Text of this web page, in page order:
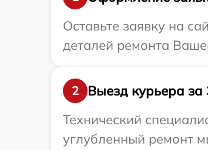
Оставьте заявку на
деталей ремонта
2
Выезд курьера за
Технический
углубленный ремонт